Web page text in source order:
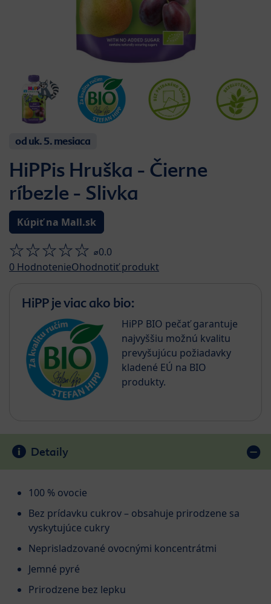
od uk. 5. mesiaca
HiPPis Hruška - Čierne
ríbezle - Slivka
Kúpiť na Mall.sk
⌀0.0
0 HodnotenieOhodnotiť produkt
HiPP je viac ako bio:
HiPP BIO pečať garantuje
najvyššiu možnú kvalitu
prevyšujúcu požiadavky
kladené EÚ na BIO
produkty.
Detaily
100 % ovocie
Bez prídavku cukrov – obsahuje prirodzene sa
vyskytujúce cukry
Neprisladzované ovocnými koncentrátmi
Jemné pyré
Prirodzene bez lepku